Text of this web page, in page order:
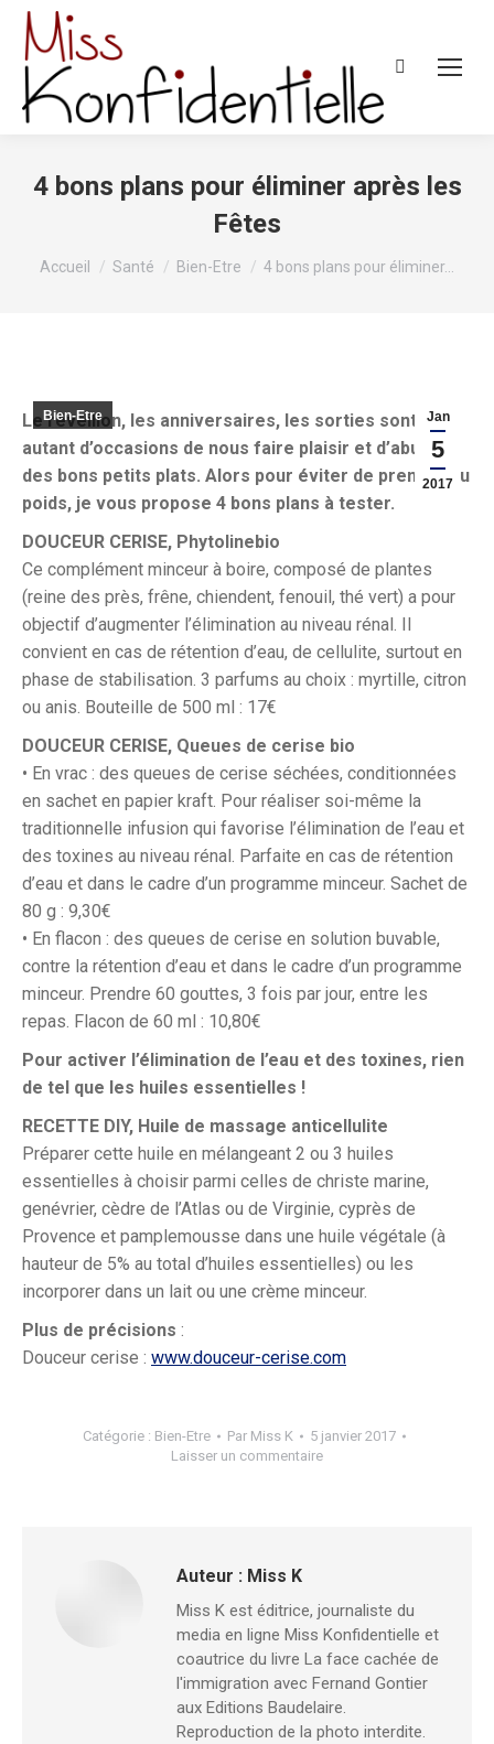
Recherche
4 bons plans pour éliminer après les
Fêtes
Vous êtes ici :
Accueil Santé Bien-Etre 4 bons plans pour éliminer…
Jan
5
2017
Bien-Etre
Le réveillon, les anniversaires, les sorties sont tout
autant d’occasions de nous faire plaisir et d’abuser
des bons petits plats. Alors pour éviter de prendre du
poids, je vous propose 4 bons plans à tester.
DOUCEUR CERISE, Phytolinebio
Ce complément minceur à boire, composé de plantes
(reine des près, frêne, chiendent, fenouil, thé vert) a pour
objectif d’augmenter l’élimination au niveau rénal. Il
convient en cas de rétention d’eau, de cellulite, surtout en
phase de stabilisation. 3 parfums au choix : myrtille, citron
ou anis. Bouteille de 500 ml : 17€
DOUCEUR CERISE, Queues de cerise bio
• En vrac : des queues de cerise séchées, conditionnées
en sachet en papier kraft. Pour réaliser soi-même la
traditionnelle infusion qui favorise l’élimination de l’eau et
des toxines au niveau rénal. Parfaite en cas de rétention
d’eau et dans le cadre d’un programme minceur. Sachet de
80 g : 9,30€
• En flacon : des queues de cerise en solution buvable,
contre la rétention d’eau et dans le cadre d’un programme
minceur. Prendre 60 gouttes, 3 fois par jour, entre les
repas. Flacon de 60 ml : 10,80€
Pour activer l’élimination de l’eau et des toxines, rien
de tel que les huiles essentielles !
RECETTE DIY, Huile de massage anticellulite
Préparer cette huile en mélangeant 2 ou 3 huiles
essentielles à choisir parmi celles de christe marine,
genévrier, cèdre de l’Atlas ou de Virginie, cyprès de
Provence et pamplemousse dans une huile végétale (à
hauteur de 5% au total d’huiles essentielles) ou les
incorporer dans un lait ou une crème minceur.
Plus de précisions :
Douceur cerise : www.douceur-cerise.com
Catégorie : Bien-Etre Par Miss K
5 janvier 2017
Laisser un commentaire
Auteur : Miss K
Miss K est éditrice, journaliste du
media en ligne Miss Konfidentielle et
coautrice du livre La face cachée de
l'immigration avec Fernand Gontier
aux Editions Baudelaire.
Reproduction de la photo interdite.